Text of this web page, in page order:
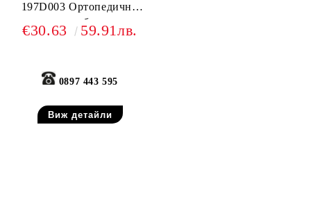
197D003 Ортопедични
дамски обувки с
подплатата Silber с
€30.63 59.91лв.
0897 443 595
Виж детайли